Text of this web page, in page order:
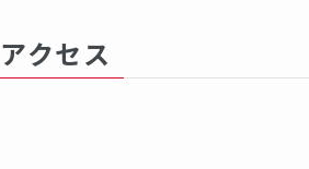
アクセス